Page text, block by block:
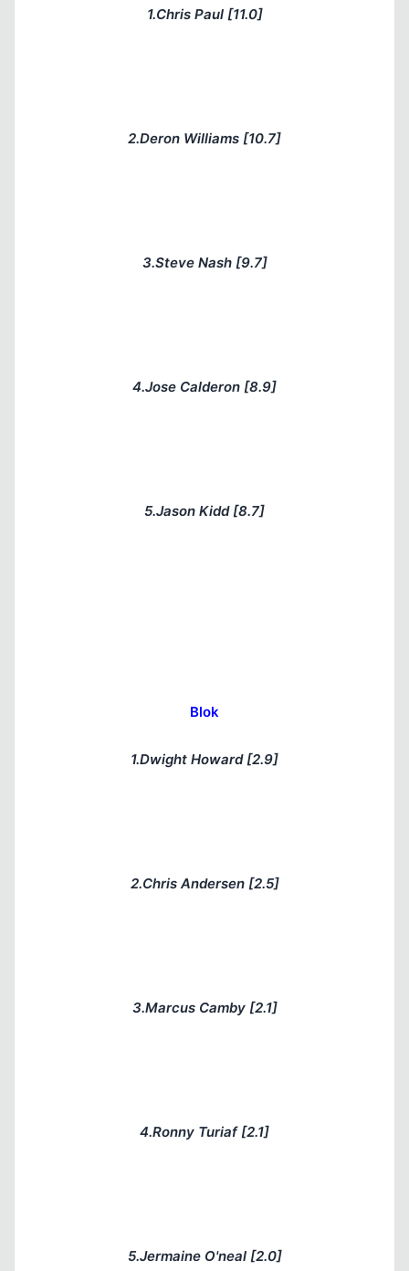
1.Chris Paul [11.0]
2.Deron Williams [10.7]
3.Steve Nash [9.7]
4.Jose Calderon [8.9]
5.Jason Kidd [8.7]
Blok
1.Dwight Howard [2.9]
2.Chris Andersen [2.5]
3.Marcus Camby [2.1]
4.Ronny Turiaf [2.1]
5.Jermaine O'neal [2.0]